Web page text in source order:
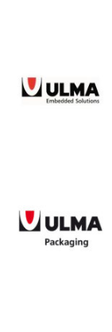
Embedded
Ulma Packaging